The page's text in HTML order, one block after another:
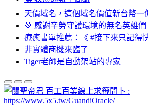
天價域名，這個域名價值新台幣一
💚 感謝辛勞守護環境的無名英雄們
療癒書單推薦：《 #接下來只記得
非實體商機來臨了
Tiger老師是自動架站的專家